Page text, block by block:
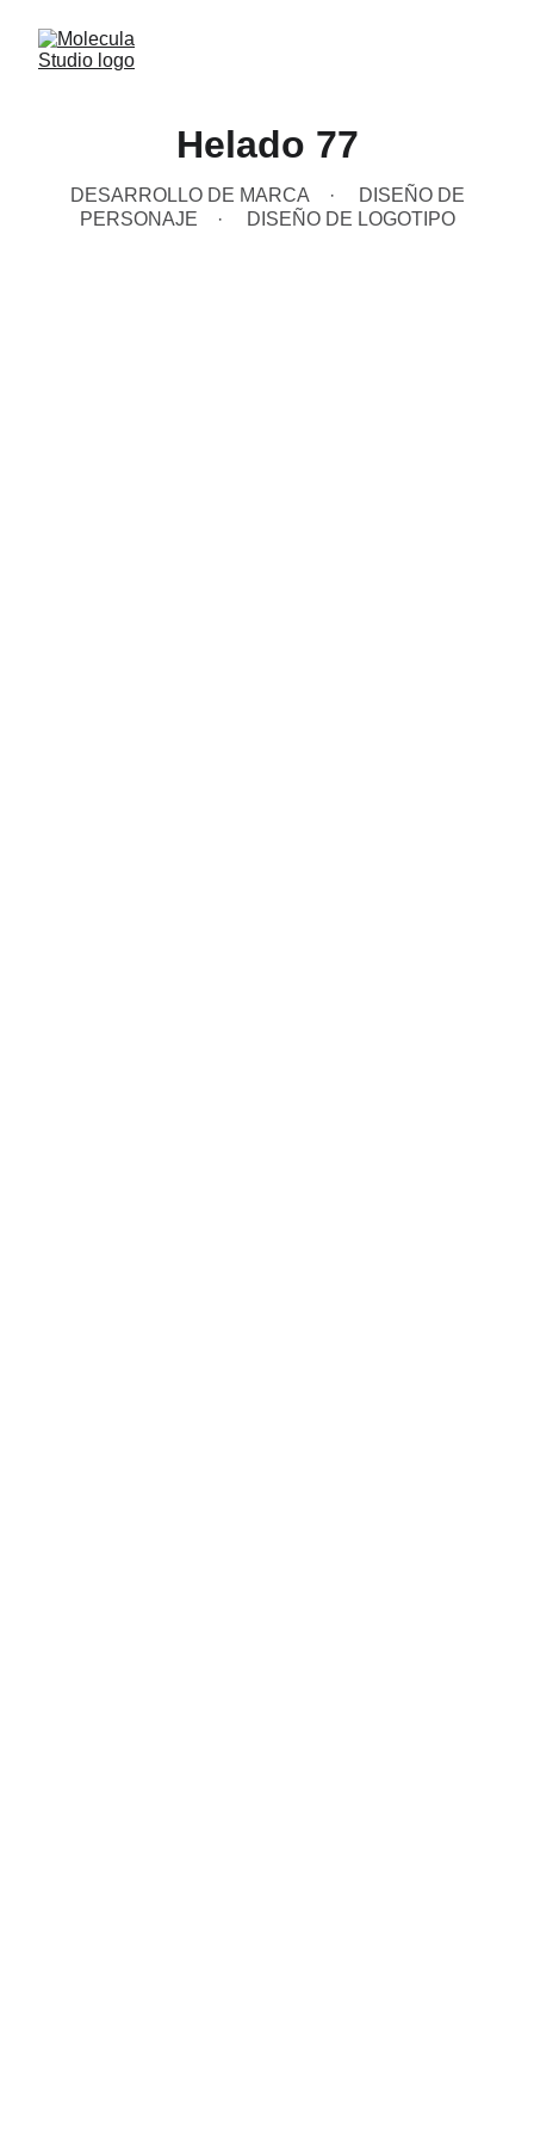
Helado 77
DESARROLLO DE MARCA
DISEÑO DE
PERSONAJE
DISEÑO DE LOGOTIPO